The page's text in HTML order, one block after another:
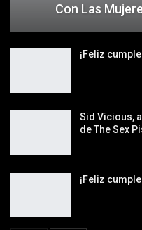
Con Las
¡Feliz
Sid Vicious,
de The Sex
¡Feliz